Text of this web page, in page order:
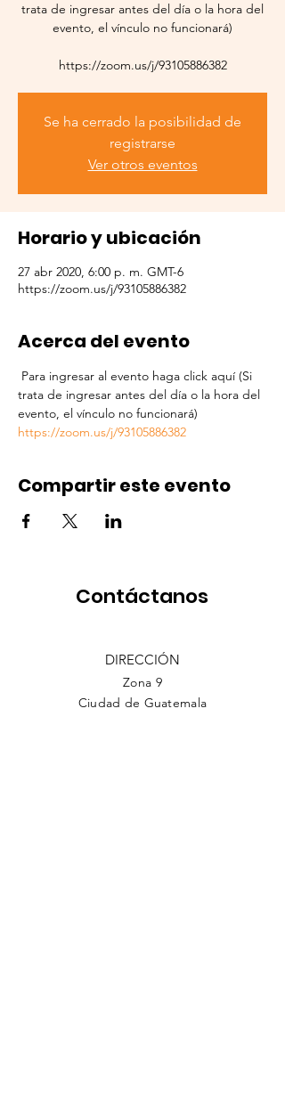
trata de ingresar antes del día o la hora del
evento, el vínculo no funcionará)
https://zoom.us/j/93105886382
Se ha cerrado la posibilidad de
registrarse
Ver otros eventos
Horario y ubicación
27 abr 2020, 6:00 p. m. GMT-6
https://zoom.us/j/93105886382
Acerca del evento
Para ingresar al evento haga click aquí (Si
trata de ingresar antes del día o la hora del
evento, el vínculo no funcionará)
https://zoom.us/j/93105886382
Compartir este evento
Contáctanos
DIRECCIÓN
Zona 9
Ciudad de Guatemala